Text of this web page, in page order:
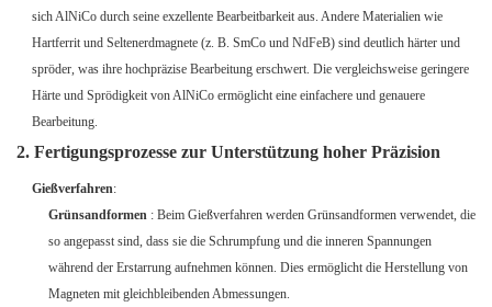
sich AlNiCo durch seine exzellente Bearbeitbarkeit aus. Andere Materialien wie
Hartferrit und Seltenerdmagnete (z. B. SmCo und NdFeB) sind deutlich härter und
spröder, was ihre hochpräzise Bearbeitung erschwert. Die vergleichsweise geringere
Härte und Sprödigkeit von AlNiCo ermöglicht eine einfachere und genauere
Bearbeitung.
2. Fertigungsprozesse zur Unterstützung hoher Präzision
Gießverfahren:
Grünsandformen: Beim Gießverfahren werden Grünsandformen verwendet, die
so angepasst sind, dass sie die Schrumpfung und die inneren Spannungen
während der Erstarrung aufnehmen können. Dies ermöglicht die Herstellung von
Magneten mit gleichbleibenden Abmessungen.